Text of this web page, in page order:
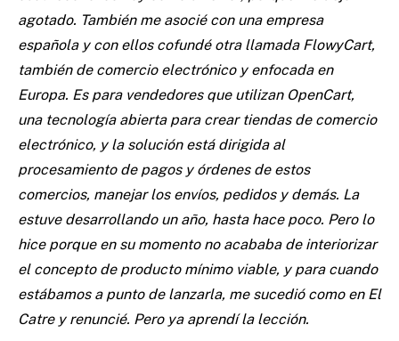
agotado. También me asocié con una empresa
española y con ellos cofundé otra llamada FlowyCart,
también de comercio electrónico y enfocada en
Europa. Es para vendedores que utilizan OpenCart,
una tecnología abierta para crear tiendas de comercio
electrónico, y la solución está dirigida al
procesamiento de pagos y órdenes de estos
comercios, manejar los envíos, pedidos y demás. La
estuve desarrollando un año, hasta hace poco. Pero lo
hice porque en su momento no acababa de interiorizar
el concepto de producto mínimo viable, y para cuando
estábamos a punto de lanzarla, me sucedió como en El
Catre y renuncié. Pero ya aprendí la lección.